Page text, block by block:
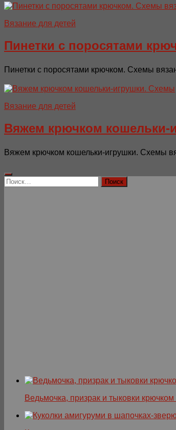
Вязание для детей
Пинетки с поросятами
Пинетки с поросятами крючком. Схемы
Вязание для детей
Вяжем крючком кошельки-
Вяжем крючком кошельки-игрушки. Схемы
Найти:
Ведьмочка, призрак и тыковки